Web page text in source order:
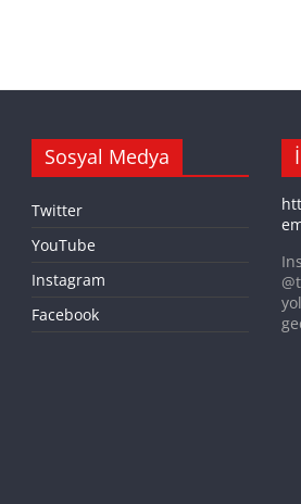
Sosyal Medya
Twitter
YouTube
Instagram
Facebook